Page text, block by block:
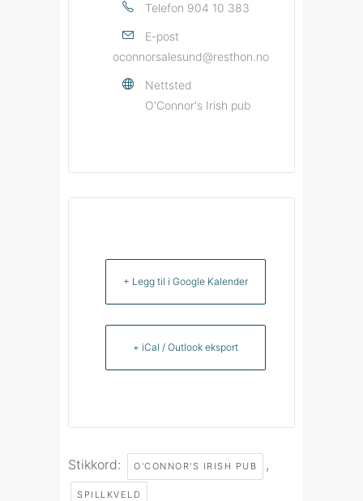
Telefon 904 10 383
E-post
oconnorsalesund@resthon.no
Nettsted
O'Connor's Irish pub
+ Legg til i Google Kalender
+ iCal / Outlook eksport
Stikkord: O'CONNOR'S IRISH PUB ,
SPILLKVELD